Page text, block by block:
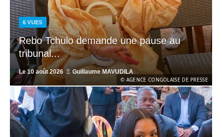
6 VUES
© AGENCE CONGOLAISE DE PRESSE
Rebo Tchulo demande une pause au
tribunal...
Le 10 août 2026 Guillaume MAVUDILA